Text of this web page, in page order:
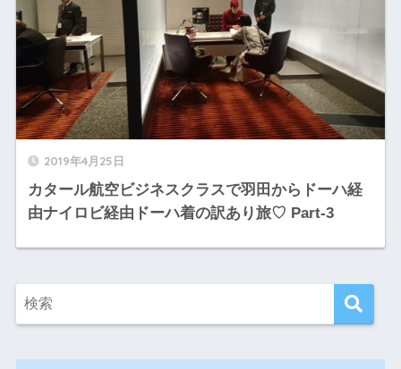
2019年4月25日
カタール航空ビジネスクラスで羽田からドーハ経
由ナイロビ経由ドーハ着の訳あり旅♡ Part-3